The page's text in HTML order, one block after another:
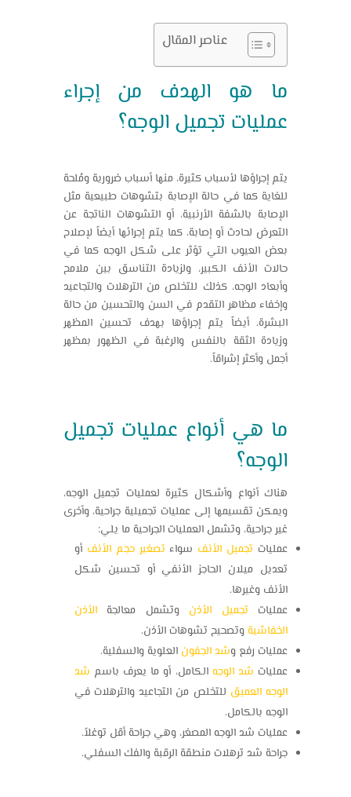
عناصر المقال
ما هو الهدف من إجراء
عمليات تجميل الوجه؟
يتم إجراؤها لأسباب كثيرة، منها أسباب ضرورية ومُلحة
للغاية كما في حالة الإصابة بتشوهات طبيعية مثل
الإصابة بالشفة الأرنبية، أو التشوهات الناتجة عن
التعرض لحادث أو إصابة، كما يتم إجرائها أيضاً لإصلاح
بعض العيوب التي تؤثر على شكل الوجه كما في
حالات الأنف الكبير، ولزيادة التناسق بين ملامح
وأبعاد الوجه، كذلك للتخلص من الترهلات والتجاعيد
وإخفاء مظاهر التقدم في السن والتحسين من حالة
البشرة، أيضاً يتم إجراؤها بهدف تحسين المظهر
وزيادة الثقة بالنفس والرغبة في الظهور بمظهر
أجمل وأكثر إشراقاً.
ما هي أنواع عمليات تجميل
الوجه؟
هناك أنواع وأشكال كثيرة لعمليات تجميل الوجه،
ويمكن تقسيمها إلى عمليات تجميلية جراحية، وأخرى
غير جراحية، وتشمل العمليات الجراحية ما يلي:
عمليات تجميل الأنف سواءتصغير حجم الأنف أو
تعديل ميلان الحاجز الأنفي أو تحسين شكل
الأنف وغيرها.
عمليات تجميل الأذن وتشمل معالجةالأذن
الخفاشية وتصحيح تشوهات الأذن.
عمليات رفع وشد الجفون العلوية والسفلية.
عمليات شد الوجه الكامل، أو ما يعرف باسم شد
الوجه العميق للتخلص من التجاعيد والترهلات في
الوجه بالكامل.
عمليات شد الوجه المصغر، وهي جراحة أقل توغلاً.
جراحة شد ترهلات منطقة الرقبة والفك السفلي.